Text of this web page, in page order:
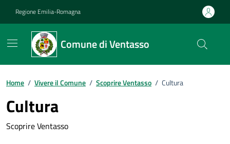
Regione Emilia-Romagna
Comune di Ventasso
Home / Vivere il Comune / Scoprire Ventasso / Cultura
Cultura
Scoprire Ventasso